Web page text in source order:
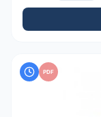
PDF